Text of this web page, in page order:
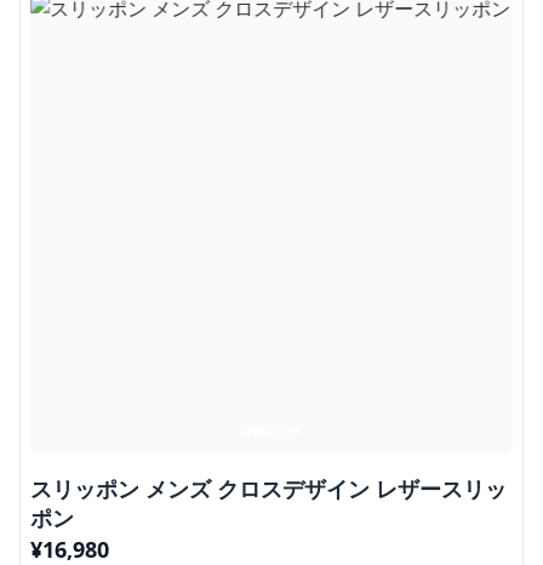
スリッポン メンズ クロスデザイン レザースリッ
ポン
¥16,980